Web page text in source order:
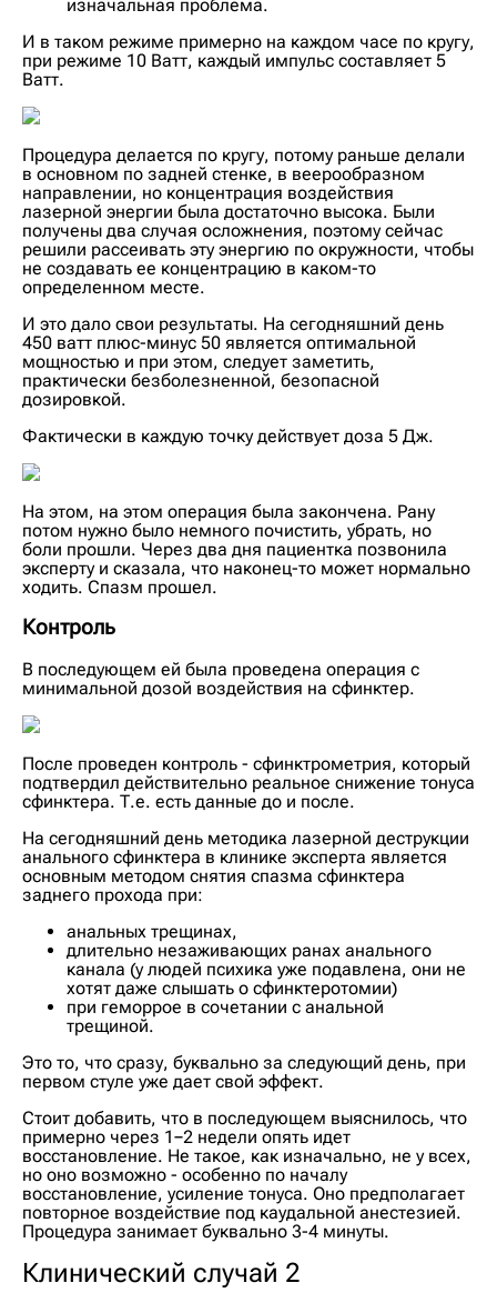
изначальная проблема.
И в таком режиме примерно на каждом часе по кругу,
при режиме 10 Ватт, каждый импульс составляет 5
Ватт.
Процедура делается по кругу, потому раньше делали
в основном по задней стенке, в веерообразном
направлении, но концентрация воздействия
лазерной энергии была достаточно высока. Были
получены два случая осложнения, поэтому сейчас
решили рассеивать эту энергию по окружности, чтобы
не создавать ее концентрацию в каком-то
определенном месте.
И это дало свои результаты. На сегодняшний день
450 ватт плюс-минус 50 является оптимальной
мощностью и при этом, следует заметить,
практически безболезненной, безопасной
дозировкой.
Фактически в каждую точку действует доза 5 Дж.
На этом, на этом операция была закончена. Рану
потом нужно было немного почистить, убрать, но
боли прошли. Через два дня пациентка позвонила
эксперту и сказала, что наконец-то может нормально
ходить. Спазм прошел.
Контроль
В последующем ей была проведена операция с
минимальной дозой воздействия на сфинктер.
После проведен контроль - сфинктрометрия, который
подтвердил действительно реальное снижение тонуса
сфинктера. Т.е. есть данные до и после.
На сегодняшний день методика лазерной деструкции
анального сфинктера в клинике эксперта является
основным методом снятия спазма сфинктера
заднего прохода при:
анальных трещинах,
длительно незаживающих ранах анального
канала (у людей психика уже подавлена, они не
хотят даже слышать о сфинктеротомии)
при геморрое в сочетании с анальной
трещиной.
Это то, что сразу, буквально за следующий день, при
первом стуле уже дает свой эффект.
Стоит добавить, что в последующем выяснилось, что
примерно через 1−2 недели опять идет
восстановление. Не такое, как изначально, не у всех,
но оно возможно - особенно по началу
восстановление, усиление тонуса. Оно предполагает
повторное воздействие под каудальной анестезией.
Процедура занимает буквально 3-4 минуты.
Клинический случай 2